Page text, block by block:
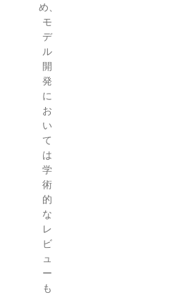
め、
モ
デ
ル
開
発
に
お
い
て
は
学
術
的
な
レ
ビ
ュ
ー
も